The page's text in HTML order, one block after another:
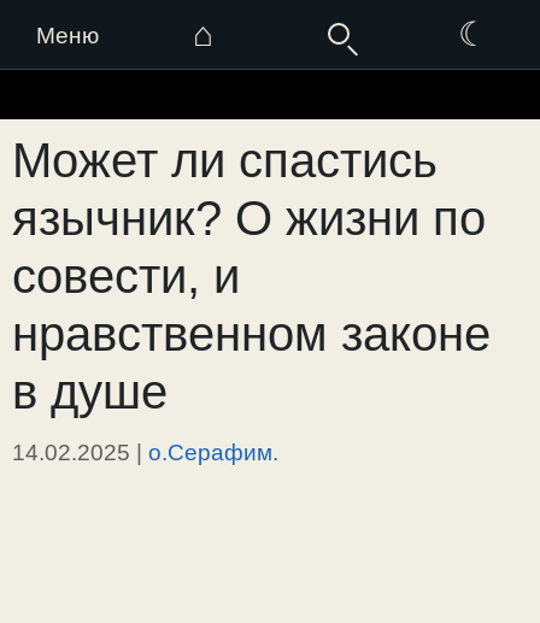
Меню ⌂ ☾
к
содержимому
Может ли спастись
язычник? О жизни по
совести, и
нравственном законе
в душе
14.02.2025 | о.Серафим.